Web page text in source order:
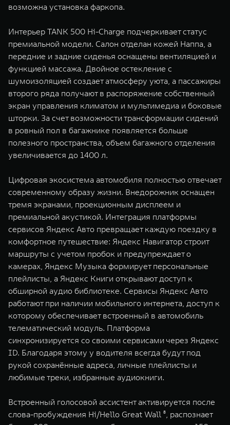
возможна установка фаркопа.
Интерьер TANK 500 Hi-Charge подчеркивает статус
премиальной модели. Салон отделан кожей Наппа, а
передние и задние сиденья оснащены вентиляцией и
функцией массажа. Двойное остекление с
шумоизоляцией создает атмосферу уюта, а пассажиры
второго ряда получают в распоряжение собственный
экран управления климатом и мультимедиа и боковые
шторки. За счет возможности трансформации сидений
в ровный пол в багажнике появляется больше
полезного пространства, объем багажного отделения
увеличивается до 1400 л.
Цифровая экосистема автомобиля полностью отвечает
современному образу жизни. Внедорожник оснащен
тремя экранами, проекционным дисплеем и
премиальной акустикой. Интеграция платформы
сервисов Яндекс Авто превращает каждую поездку в
комфортное путешествие: Яндекс Навигатор строит
маршруты с учетом пробок и предупреждает о
камерах, Яндекс Музыка формирует персональные
плейлисты, а Яндекс Книги открывают доступ к
обширной аудио библиотеке. Сервисы Яндекс Авто
работают при наличии мобильного интернета, доступ к
которому обеспечивает встроенный в автомобиль
телематический модуль. Платформа
синхронизируется со своими сервисами через Яндекс
ID. Благодаря этому у водителя всегда будут под
рукой сохранённые адреса, личные плейлисты и
любимые треки, избранные аудиокниги.
Встроенный голосовой ассистент активируется после
слова-пробуждения Hi/Hello Great Wall ⁸, распознает